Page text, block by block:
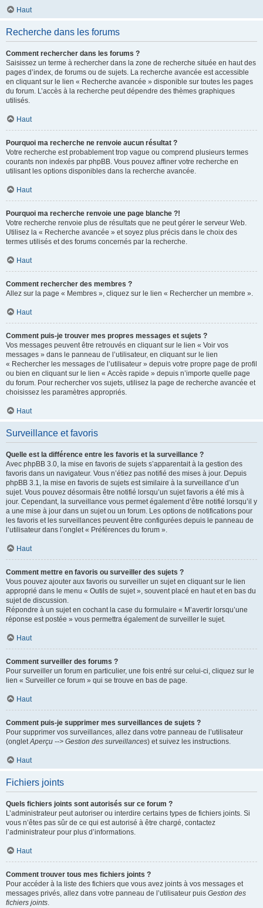
Haut
Recherche dans les forums
Comment rechercher dans les forums ?
Saisissez un terme à rechercher dans la zone de recherche située en haut des
pages d’index, de forums ou de sujets. La recherche avancée est accessible
en cliquant sur le lien « Recherche avancée » disponible sur toutes les pages
du forum. L’accès à la recherche peut dépendre des thèmes graphiques
utilisés.
Haut
Pourquoi ma recherche ne renvoie aucun résultat ?
Votre recherche est probablement trop vague ou comprend plusieurs termes
courants non indexés par phpBB. Vous pouvez affiner votre recherche en
utilisant les options disponibles dans la recherche avancée.
Haut
Pourquoi ma recherche renvoie une page blanche ?!
Votre recherche renvoie plus de résultats que ne peut gérer le serveur Web.
Utilisez la « Recherche avancée » et soyez plus précis dans le choix des
termes utilisés et des forums concernés par la recherche.
Haut
Comment rechercher des membres ?
Allez sur la page « Membres », cliquez sur le lien « Rechercher un membre ».
Haut
Comment puis-je trouver mes propres messages et sujets ?
Vos messages peuvent être retrouvés en cliquant sur le lien « Voir vos
messages » dans le panneau de l’utilisateur, en cliquant sur le lien
« Rechercher les messages de l’utilisateur » depuis votre propre page de profil
ou bien en cliquant sur le lien « Accès rapide » depuis n’importe quelle page
du forum. Pour rechercher vos sujets, utilisez la page de recherche avancée et
choisissez les paramètres appropriés.
Haut
Surveillance et favoris
Quelle est la différence entre les favoris et la surveillance ?
Avec phpBB 3.0, la mise en favoris de sujets s’apparentait à la gestion des
favoris dans un navigateur. Vous n’étiez pas notifié des mises à jour. Depuis
phpBB 3.1, la mise en favoris de sujets est similaire à la surveillance d’un
sujet. Vous pouvez désormais être notifié lorsqu’un sujet favoris a été mis à
jour. Cependant, la surveillance vous permet également d’être notifié lorsqu’il y
a une mise à jour dans un sujet ou un forum. Les options de notifications pour
les favoris et les surveillances peuvent être configurées depuis le panneau de
l’utilisateur dans l’onglet « Préférences du forum ».
Haut
Comment mettre en favoris ou surveiller des sujets ?
Vous pouvez ajouter aux favoris ou surveiller un sujet en cliquant sur le lien
approprié dans le menu « Outils de sujet », souvent placé en haut et en bas du
sujet de discussion.
Répondre à un sujet en cochant la case du formulaire « M’avertir lorsqu’une
réponse est postée » vous permettra également de surveiller le sujet.
Haut
Comment surveiller des forums ?
Pour surveiller un forum en particulier, une fois entré sur celui-ci, cliquez sur le
lien « Surveiller ce forum » qui se trouve en bas de page.
Haut
Comment puis-je supprimer mes surveillances de sujets ?
Pour supprimer vos surveillances, allez dans votre panneau de l’utilisateur
(ongletAperçu --> Gestion des surveillances) et suivez les instructions.
Haut
Fichiers joints
Quels fichiers joints sont autorisés sur ce forum ?
L’administrateur peut autoriser ou interdire certains types de fichiers joints. Si
vous n’êtes pas sûr de ce qui est autorisé à être chargé, contactez
l’administrateur pour plus d’informations.
Haut
Comment trouver tous mes fichiers joints ?
Pour accéder à la liste des fichiers que vous avez joints à vos messages et
messages privés, allez dans votre panneau de l’utilisateur puis Gestion des
fichiers joints.